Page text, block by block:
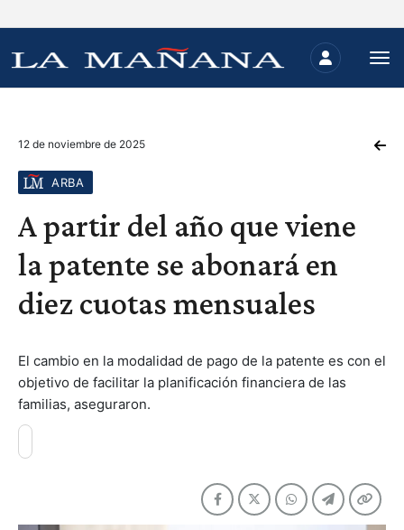
12 de noviembre de 2025
ARBA
A partir del año que viene
la patente se abonará en
diez cuotas mensuales
El cambio en la modalidad de pago de la patente es con el
objetivo de facilitar la planificación financiera de las
familias, aseguraron.